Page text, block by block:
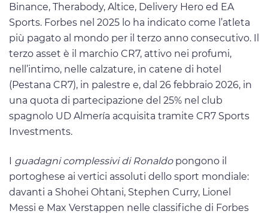
Binance, Therabody, Altice, Delivery Hero ed EA
Sports. Forbes nel 2025 lo ha indicato come l’atleta
più pagato al mondo per il terzo anno consecutivo. Il
terzo asset è il marchio CR7, attivo nei profumi,
nell’intimo, nelle calzature, in catene di hotel
(Pestana CR7), in palestre e, dal 26 febbraio 2026, in
una quota di partecipazione del 25% nel club
spagnolo UD Almería acquisita tramite CR7 Sports
Investments.
I guadagni complessivi di Ronaldopongono il
portoghese ai vertici assoluti dello sport mondiale:
davanti a Shohei Ohtani, Stephen Curry, Lionel
Messi e Max Verstappen nelle classifiche di Forbes